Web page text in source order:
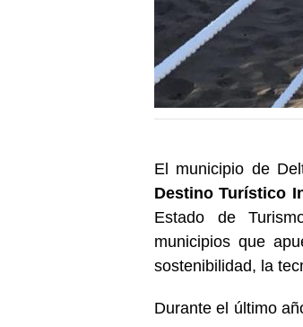
El municipio de
Destino Turístico
Estado de
municipios que
sostenibilidad, la
Durante el último